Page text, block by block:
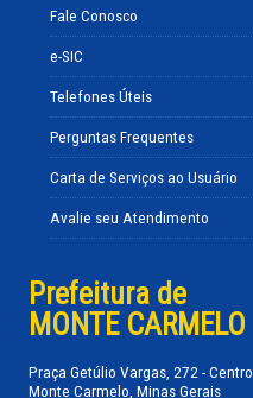
Fale Conosco
e-SIC
Telefones Úteis
Perguntas Frequentes
Carta de Serviços ao Usuário
Avalie seu Atendimento
Prefeitura de
MONTE CARMELO
Praça Getúlio Vargas, 272 - Centro
Monte Carmelo, Minas Gerais